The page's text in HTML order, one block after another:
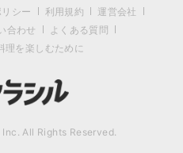
シー 利用規約
運営会社
合わせ
よくある質問
理を楽しむために
All Rights Reserved.